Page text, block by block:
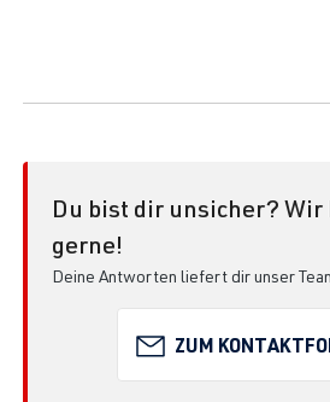
Du bist dir unsicher?
gerne!
Deine Antworten liefert dir unser
ZUM